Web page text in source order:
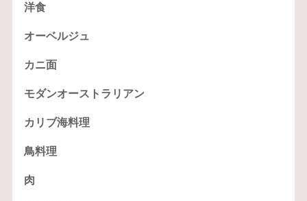
洋食
オーベルジュ
カニ面
モダンオーストラリアン
カリブ海料理
鳥料理
肉